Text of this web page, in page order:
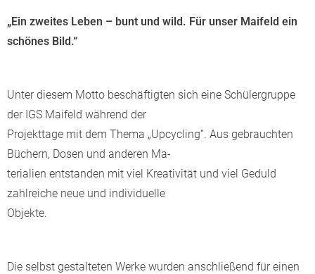
„Ein zweites Leben – bunt und wild. Für unser Maifeld ein
schönes Bild.“
Unter diesem Motto beschäftigten sich eine Schülergruppe
der IGS Maifeld während der
Projekttage mit dem Thema „Upcycling“. Aus gebrauchten
Büchern, Dosen und anderen Ma-
terialien entstanden mit viel Kreativität und viel Geduld
zahlreiche neue und individuelle
Objekte.
Die selbst gestalteten Werke wurden anschließend für einen